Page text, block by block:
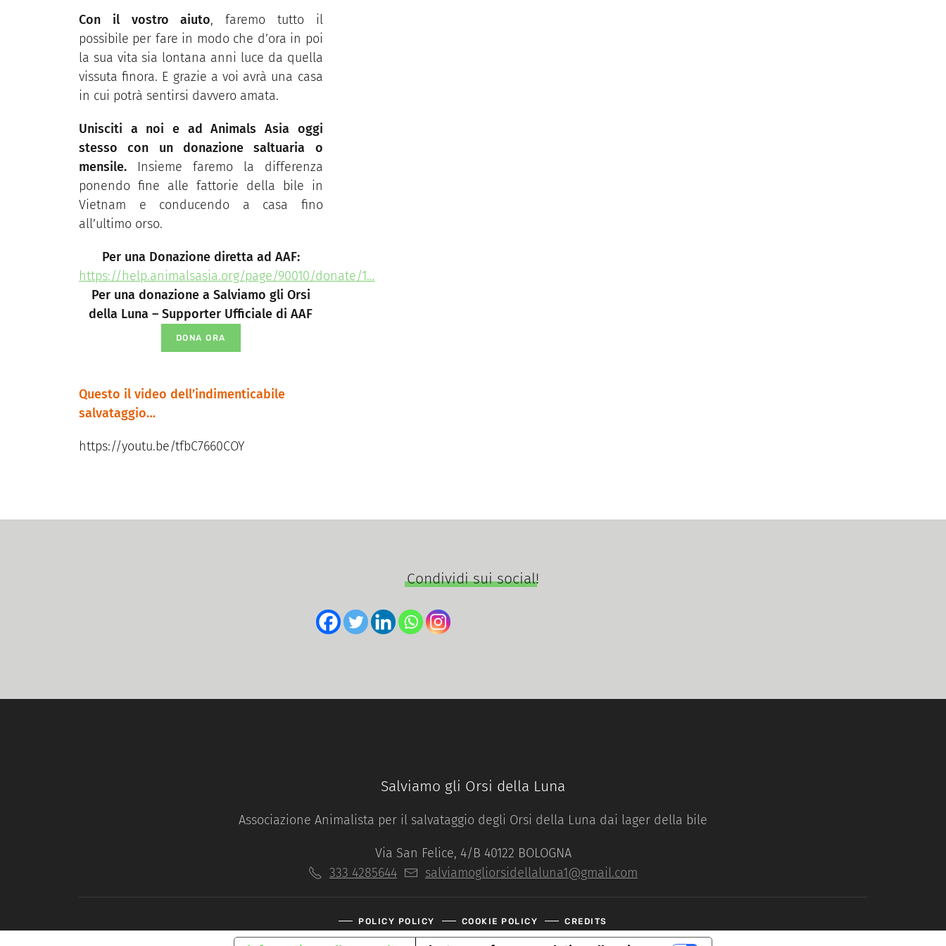
Con il vostro aiuto, faremo tutto il
possibile per fare in modo che d’ora in poi
la sua vita sia lontana anni luce da quella
vissuta finora. E grazie a voi avrà una casa
in cui potrà sentirsi davvero amata.
Unisciti a noi e ad Animals Asia oggi
stesso
con un donazione saltuaria o
mensile. Insieme faremo la differenza
ponendo fine alle fattorie della bile in
Vietnam e conducendo a casa fino
all’ultimo orso.
Per una Donazione diretta ad AAF:
https://help.animalsasia.org/page/90010/donate/1…
Per una donazione a Salviamo gli Orsi
della Luna – Supporter Ufficiale di AAF
DONA ORA
Questo il video dell’indimenticabile
salvataggio…
https://youtu.be/tfbC7660COY
Condividi sui social!
Salviamo gli Orsi della Luna
Associazione Animalista per il salvataggio degli Orsi della Luna dai lager della bile
Via San Felice, 4/B 40122 BOLOGNA
333 4285644
salviamogliorsidellaluna1@gmail.com
POLICY POLICY COOKIE POLICY CREDITS